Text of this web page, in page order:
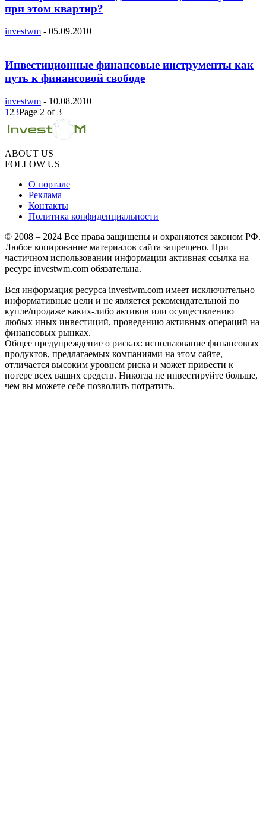
при этом квартир?
investwm - 05.09.2010
Инвестиционные финансовые инструменты как
путь к финансовой свободе
investwm - 10.08.2010
1 23Page 2 of 3
ABOUT US
FOLLOW US
О портале
Реклама
Контакты
Политика конфиденциальности
© 2008 – 2024 Все права защищены и охраняются законом РФ.
Любое копирование материалов сайта запрещено. При
частичном использовании информации активная ссылка на
ресурс investwm.com обязательна.
Вся информация ресурса investwm.com имеет исключительно
информативные цели и не является рекомендательной по
купле/продаже каких-либо активов или осуществлению
любых иных инвестиций, проведению активных операций на
финансовых рынках.
Общее предупреждение о рисках: использование финансовых
продуктов, предлагаемых компаниями на этом сайте,
отличается высоким уровнем риска и может привести к
потере всех ваших средств. Никогда не инвестируйте больше,
чем вы можете себе позволить потратить.